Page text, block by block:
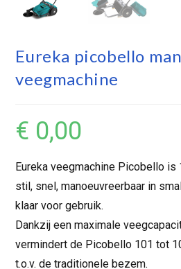
Eureka picobello
veegmachine
€ 0,00
Eureka veegmachine Picobello is
stil, snel, manoeuvreerbaar in
klaar voor gebruik.
Dankzij een maximale
vermindert de Picobello 101 tot
t.o.v. de traditionele bezem.